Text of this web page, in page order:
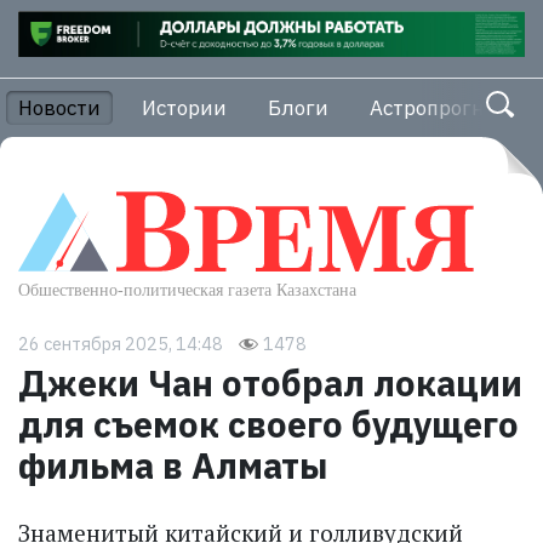
Новости Истории Блоги Астропрогноз
26 сентября 2025, 14:48 1478
Джеки Чан отобрал локации
для съемок своего будущего
фильма в Алматы
Знаменитый китайский и голливудский